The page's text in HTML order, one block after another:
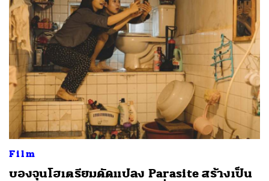
Film
บองจุนโฮเตรียมดัดแปลง Parasite สร้างเป็น